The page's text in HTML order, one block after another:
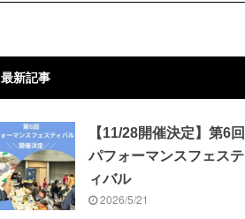
最新記事
【11/28開催決定】第6回
パフォーマンスフェステ
ィバル
2026/5/21